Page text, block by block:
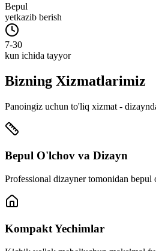
Bepul
yetkazib berish
7-30
kun ichida tayyor
Bizning Xizmatlarimiz
Panoingiz uchun to'liq xizmat -
Bepul O'lchov va Dizayn
Professional dizayner tomonidan
Kompakt Yechimlar